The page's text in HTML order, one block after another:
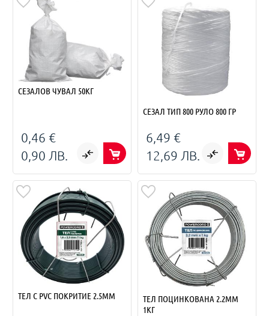
СЕЗАЛОВ ЧУВАЛ 50КГ
0,46 €
0,90 ЛВ.
СЕЗАЛ ТИП 800 РУЛО 800 ГР
6,49 €
12,69 ЛВ.
ТЕЛ С PVC ПОКРИТИЕ 2.5ММ
ТЕЛ ПОЦИНКОВАНА 2.2ММ
1КГ